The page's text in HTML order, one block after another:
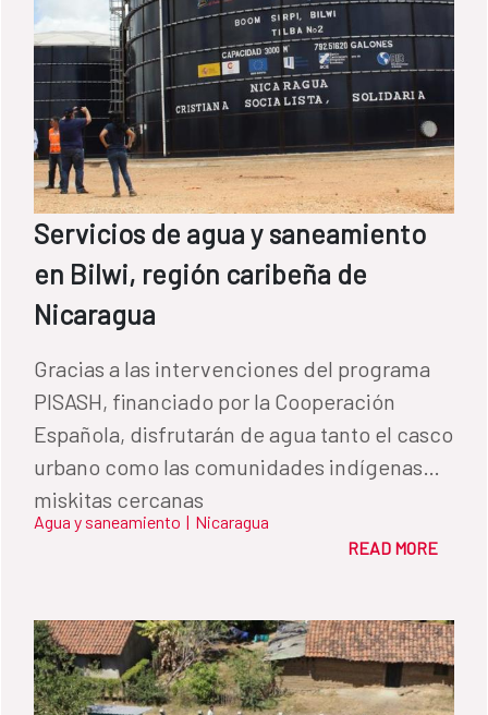
Servicios de agua y saneamiento
en Bilwi, región caribeña de
Nicaragua
Gracias a las intervenciones del programa
PISASH, financiado por la Cooperación
Española, disfrutarán de agua tanto el casco
urbano como las comunidades indígenas
miskitas cercanas
Agua y saneamiento | Nicaragua
READ MORE